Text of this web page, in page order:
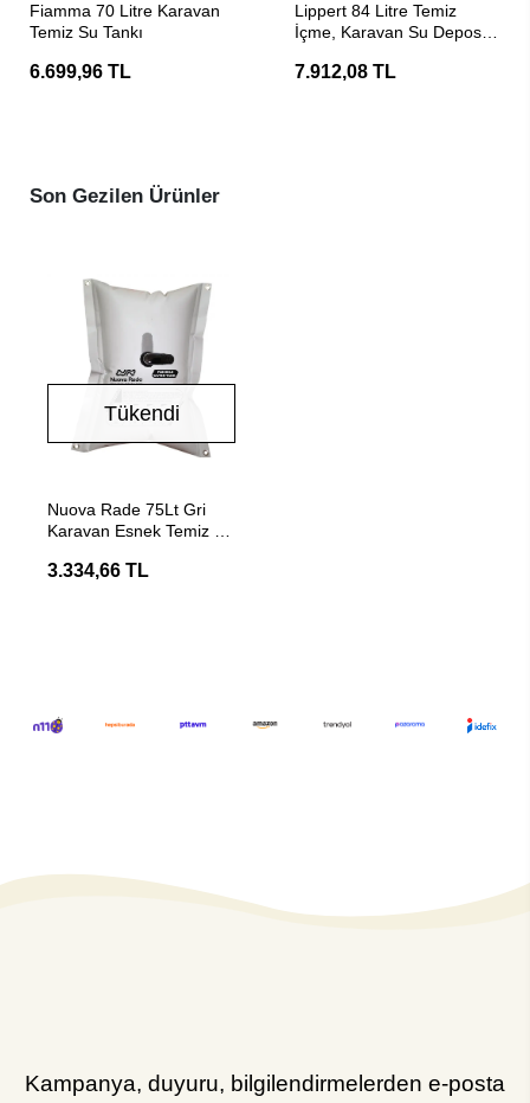
Fiamma 70 Litre Karavan
Temiz Su Tankı
6.699,96 TL
Lippert 84 Litre Temiz
İçme, Karavan Su Deposu
7.912,08 TL
Son Gezilen Ürünler
Tükendi
Nuova Rade 75Lt Gri
Karavan Esnek Temiz Su
3.334,66 TL
Kampanya, duyuru, bilgilendirmelerden e-posta